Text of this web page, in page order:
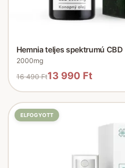
Hemnia teljes spektrumú
2000mg
16 490 Ft13 990 Ft
ELFOGYOTT